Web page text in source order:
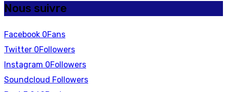
Nous suivre
Facebook 0Fans
Twitter 0Followers
Instagram 0Followers
Soundcloud Followers